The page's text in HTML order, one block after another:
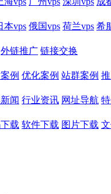
本vps 俄国vps 荷兰vps 希
外链推广 链接交换
例 优化案例 站群案例
闻 行业资讯 网址导航
载 软件下载 图片下载